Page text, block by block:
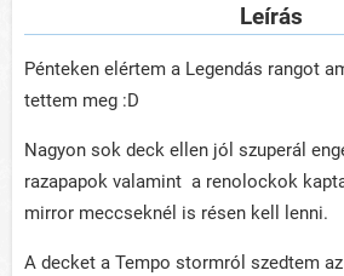
Leírás
Pénteken elértem a Legendás rangot
tettem meg :D
Nagyon sok deck ellen jól szuperál
razapapok valamint a renolockok
mirror meccseknél is résen kell lenni.
A decket a Tempo stormról szedtem